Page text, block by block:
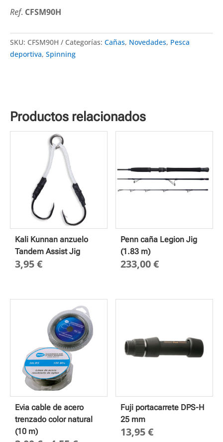
Ref. CFSM90H
SKU: CFSM90H Categorías: Cañas, Novedades, Pesca
deportiva, Spinning
Productos relacionados
Kali Kunnan anzuelo
Tandem Assist Jig
3,95€
Penn caña Legion Jig
(1.83 m)
233,00€
Evia cable de acero
trenzado color natural
(10 m)
Fuji portacarrete DPS-H
25 mm
13,95€